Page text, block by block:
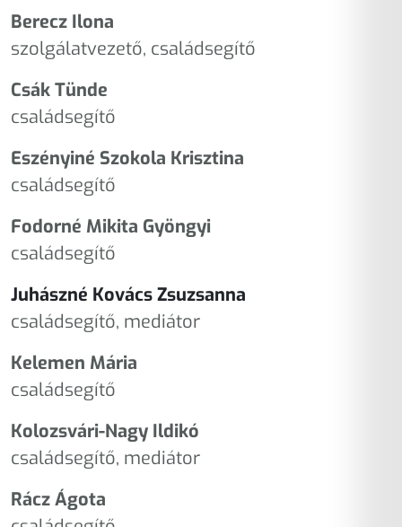
Berecz Ilona
szolgálatvezető, családsegítő
Csák Tünde
családsegítő
Eszényiné Szokola Krisztina
családsegítő
Fodorné Mikita Gyöngyi
családsegítő
Juhászné Kovács Zsuzsanna
családsegítő, mediátor
Kelemen Mária
családsegítő
Kolozsvári-Nagy Ildikó
családsegítő, mediátor
Rácz Ágota